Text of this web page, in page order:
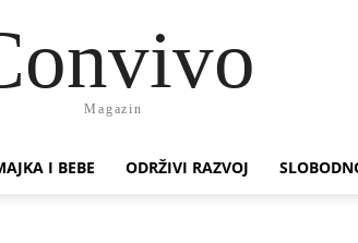
Magazin
I BEBE ODRŽIVI RAZVOJ